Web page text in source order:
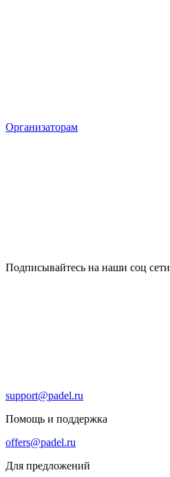
Организаторам
Подписывайтесь на наши соц сети
support@padel.ru
Помощь и поддержка
offers@padel.ru
Для предложений